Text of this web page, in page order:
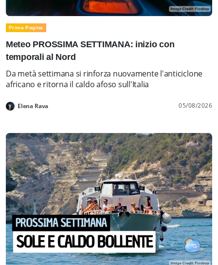
Prima Pagina
Meteo PROSSIMA SETTIMANA: inizio con
temporali al Nord
Da metà settimana si rinforza nuovamente l'anticiclone
africano e ritorna il caldo afoso sull'Italia
Elena Rava 05/08/2026